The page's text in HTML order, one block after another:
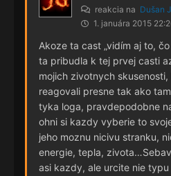
reakcia na Dušan
1. januára 2015
Akoze ta cast „vidím aj to,
ta pribudla k tej prvej casti
mojich zivotnych
reagovali presne tak ako
tyka loga, pravdepodobne
ohni si kazdy vyberie to
jeho moznu nicivu stranku,
energie, tepla,
asi kazdy, ale urcite nie